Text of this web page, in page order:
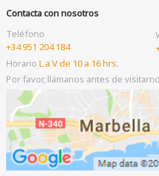
Contacta con nosotros
Teléfono
+34 951 204 184
Horario L a V de 10 a 16 hrs.
Por favor, llámanos antes de